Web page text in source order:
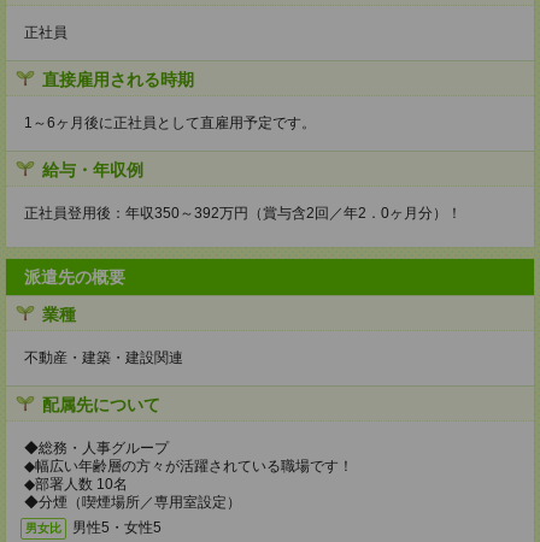
正社員
直接雇用される時期
1～6ヶ月後に正社員として直雇用予定です。
給与・年収例
正社員登用後：年収350～392万円（賞与含2回／年2．0ヶ月分）！
派遣先の概要
業種
不動産・建築・建設関連
配属先について
◆総務・人事グループ
◆幅広い年齢層の方々が活躍されている職場です！
◆部署人数 10名
◆分煙（喫煙場所／専用室設定）
男女比 男性5・女性5